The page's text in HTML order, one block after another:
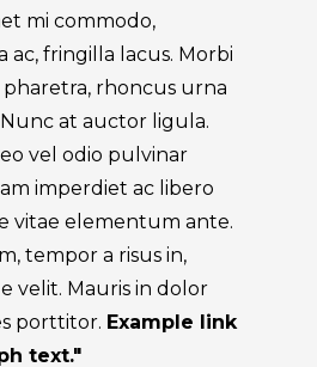
mi commodo,
ac, fringilla lacus. Morbi
rhoncus urna
Nunc at auctor ligula.
vel odio pulvinar
imperdiet ac libero
vitae elementum ante.
tempor a risus in,
velit. Mauris in dolor
porttitor. Example link
text."